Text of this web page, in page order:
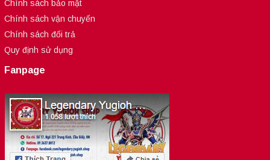
Chính sách bảo mật
Chính sách vận chuyển
Chính sách đổi trả
Quy định sử dụng
Fanpage